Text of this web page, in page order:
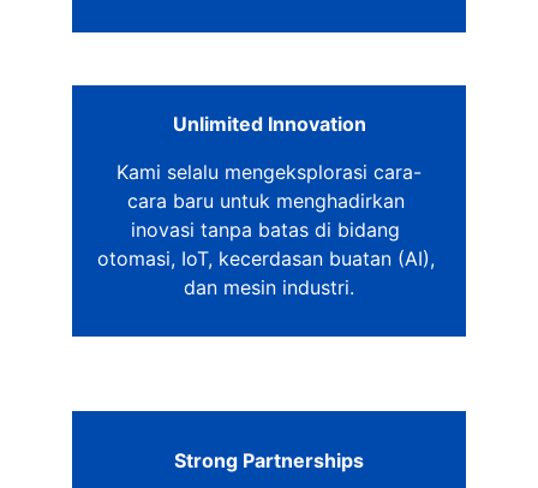
Strong Partnerships
Unlimited Innovation
Kami selalu mengeksplorasi cara-
cara baru untuk menghadirkan
inovasi tanpa batas di bidang
otomasi, IoT, kecerdasan buatan (AI),
dan mesin industri.